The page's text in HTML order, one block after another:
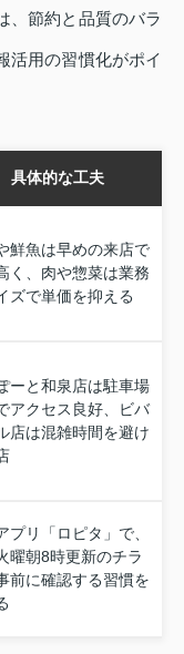
、節約と品質のバラ
活用の習慣化がポイ
具体的な工夫
鮮魚は早めの来店で
く、肉や惣菜は業務
ズで単価を抑える
ーと和泉店は駐車場
アクセス良好、ビバ
店は混雑時間を避け
プリ「ロピタ」で、
曜朝8時更新のチラ
前に確認する習慣を